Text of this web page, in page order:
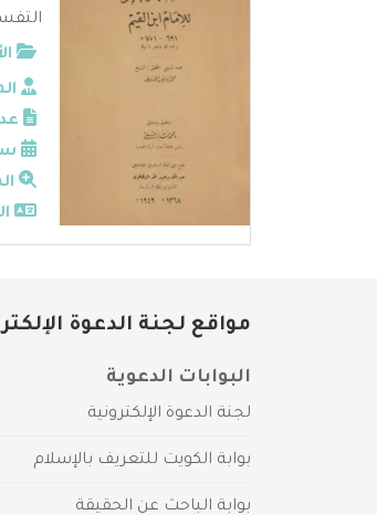
مواقع لجنة الدعوة
البوابات الدعوية
لجنة الدعوة الإلكترونية
بوابة الكويت للتعريف بالإسلام
بوابة الباحث عن الحقيقة